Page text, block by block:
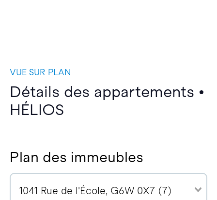
VUE SUR PLAN
Détails des appartements •
HÉLIOS
Plan des immeubles
1041 Rue de l'École, G6W 0X7 (7)